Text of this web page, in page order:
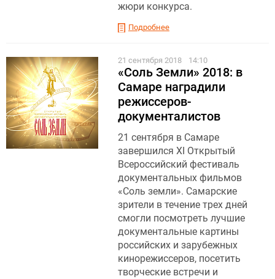
жюри конкурса.
Подробнее
21 сентября 2018 14:10
«Соль Земли» 2018: в
Самаре наградили
режиссеров-
документалистов
21 сентября в Самаре
завершился XI Открытый
Всероссийский фестиваль
документальных фильмов
«Соль земли». Самарские
зрители в течение трех дней
смогли посмотреть лучшие
документальные картины
российских и зарубежных
кинорежиссеров, посетить
творческие встречи и